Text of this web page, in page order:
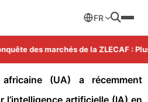
des marchés de la ZLECAF :
FR
africaine (UA) a récemment
l’intelligence artificielle (IA) en